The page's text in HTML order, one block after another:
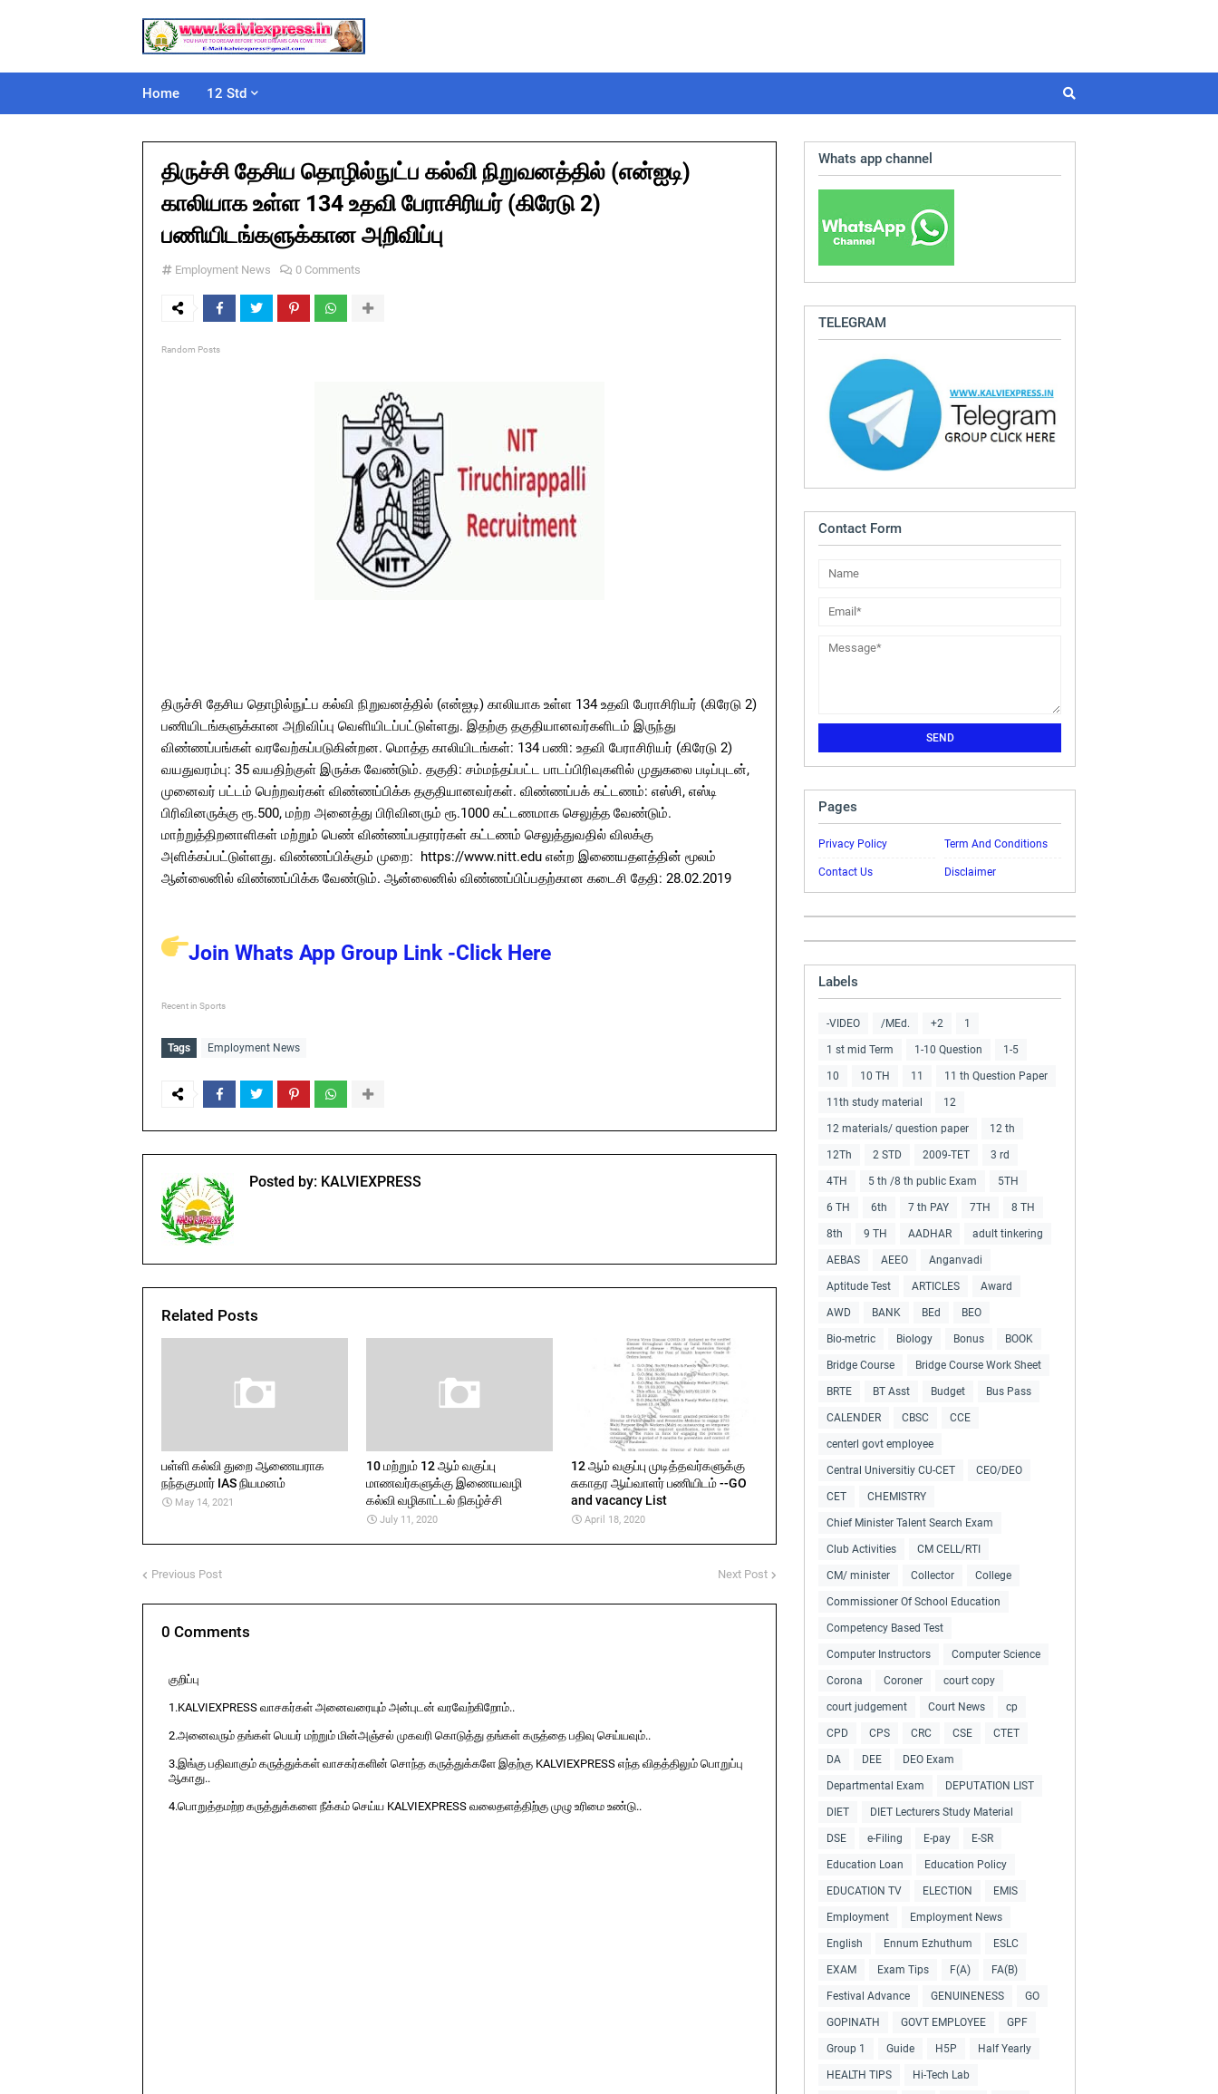
Home 12 Std
திருச்சி தேசிய தொழில்நுட்ப கல்வி நிறுவனத்தில் (என்ஐடி)
காலியாக உள்ள 134 உதவி பேராசிரியர் (கிரேடு 2)
பணியிடங்களுக்கான அறிவிப்பு
Employment News 0 Comments
Random Posts
திருச்சி தேசிய தொழில்நுட்ப கல்வி நிறுவனத்தில் (என்ஐடி) காலியாக உள்ள 134 உதவி பேராசிரியர் (கிரேடு 2)
பணியிடங்களுக்கான அறிவிப்பு வெளியிடப்பட்டுள்ளது. இதற்கு தகுதியானவர்களிடம் இருந்து
விண்ணப்பங்கள் வரவேற்கப்படுகின்றன. மொத்த காலியிடங்கள்: 134 பணி: உதவி பேராசிரியர் (கிரேடு 2)
வயதுவரம்பு: 35 வயதிற்குள் இருக்க வேண்டும். தகுதி: சம்மந்தப்பட்ட பாடப்பிரிவுகளில் முதுகலை படிப்புடன்,
முனைவர் பட்டம் பெற்றவர்கள் விண்ணப்பிக்க தகுதியானவர்கள். விண்ணப்பக் கட்டணம்: எஸ்சி, எஸ்டி
பிரிவினருக்கு ரூ.500, மற்ற அனைத்து பிரிவினரும் ரூ.1000 கட்டணமாக செலுத்த வேண்டும்.
மாற்றுத்திறனாளிகள் மற்றும் பெண் விண்ணப்பதாரர்கள் கட்டணம் செலுத்துவதில் விலக்கு
அளிக்கப்பட்டுள்ளது. விண்ணப்பிக்கும் முறை: https://www.nitt.edu என்ற இணையதளத்தின் மூலம்
ஆன்லைனில் விண்ணப்பிக்க வேண்டும். ஆன்லைனில் விண்ணப்பிப்பதற்கான கடைசி தேதி: 28.02.2019
Join Whats App Group Link -Click Here
Recent in Sports
Tags Employment News
Posted by: KALVIEXPRESS
Related Posts
பள்ளி கல்வி துறை ஆணையராக
நந்தகுமார் IAS நியமனம்
May 14, 2021
10 மற்றும் 12 ஆம் வகுப்பு
மாணவர்களுக்கு இணையவழி
கல்வி வழிகாட்டல் நிகழ்ச்சி
July 11, 2020
12 ஆம் வகுப்பு முடித்தவர்களுக்கு
சுகாதர ஆய்வாளர் பணியிடம் --GO
and vacancy List
April 18, 2020
Previous Post Next Post
0 Comments
குறிப்பு
1.KALVIEXPRESS வாசகர்கள் அனைவரையும் அன்புடன் வரவேற்கிறோம்..
2.அனைவரும் தங்கள் பெயர் மற்றும் மின்அஞ்சல் முகவரி கொடுத்து தங்கள் கருத்தை பதிவு செய்யவும்..
3.இங்கு பதிவாகும் கருத்துக்கள் வாசகர்களின் சொந்த கருத்துக்களே இதற்கு KALVIEXPRESS எந்த விதத்திலும் பொறுப்பு
ஆகாது..
4.பொறுத்தமற்ற கருத்துக்களை நீக்கம் செய்ய KALVIEXPRESS வலைதளத்திற்கு முழு உரிமை உண்டு..
Whats app channel
TELEGRAM
Contact Form
Pages
Privacy Policy Term And Conditions
Contact Us Disclaimer
Labels
-VIDEO /MEd. +2 1
1 st mid Term 1-10 Question 1-5
10 10 TH 11 11 th Question Paper
11th study material 12
12 materials/ question paper 12 th
12Th 2 STD 2009-TET 3 rd
4TH 5 th /8 th public Exam 5TH
6 TH 6th 7 th PAY 7TH 8 TH
8th 9 TH AADHAR adult tinkering
AEBAS AEEO Anganvadi
Aptitude Test ARTICLES Award
AWD BANK BEd BEO
Bio-metric Biology Bonus BOOK
Bridge Course Bridge Course Work Sheet
BRTE BT Asst Budget Bus Pass
CALENDER CBSC CCE
centerl govt employee
Central Universitiy CU-CET CEO/DEO
CET CHEMISTRY
Chief Minister Talent Search Exam
Club Activities CM CELL/RTI
CM/ minister Collector College
Commissioner Of School Education
Competency Based Test
Computer Instructors Computer Science
Corona Coroner court copy
court judgement Court News cp
CPD CPS CRC CSE CTET
DA DEE DEO Exam
Departmental Exam DEPUTATION LIST
DIET DIET Lecturers Study Material
DSE e-Filing E-pay E-SR
Education Loan Education Policy
EDUCATION TV ELECTION EMIS
Employment Employment News
English Ennum Ezhuthum ESLC
EXAM Exam Tips F(A) FA(B)
Festival Advance GENUINENESS GO
GOPINATH GOVT EMPLOYEE GPF
Group 1 Guide H5P Half Yearly
HEALTH TIPS Hi-Tech Lab